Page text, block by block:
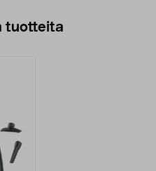
tuotteita